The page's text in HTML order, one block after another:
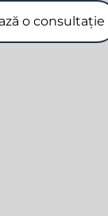
o consultație